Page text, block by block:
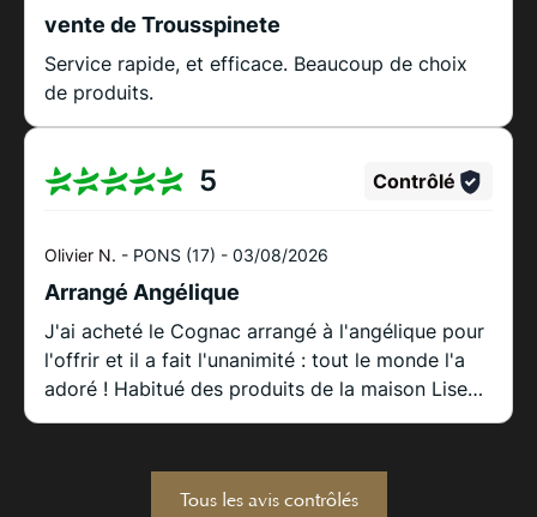
vente de Trousspinete
Service rapide, et efficace. Beaucoup de choix
de produits.
5 Contrôlé
Olivier N. - PONS (17) - 03/08/2026
Arrangé Angélique
J'ai acheté le Cognac arrangé à l'angélique pour
l'offrir et il a fait l'unanimité : tout le monde l'a
adoré ! Habitué des produits de la maison Lise
Baccara, je ne suis une fois de plus pas déçu. Un
échanges lors de cet achat. C'est un vrai plaisir
de consommer chez des producteurs locaux
Tous les avis contrôlés